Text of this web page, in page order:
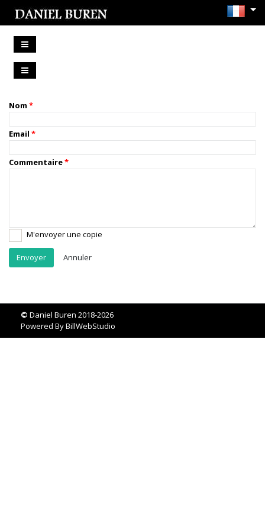
Nom
Email
Commentaire
M'envoyer une copie
Annuler
© Daniel Buren 2018-2026
Powered ByBillWebStudio